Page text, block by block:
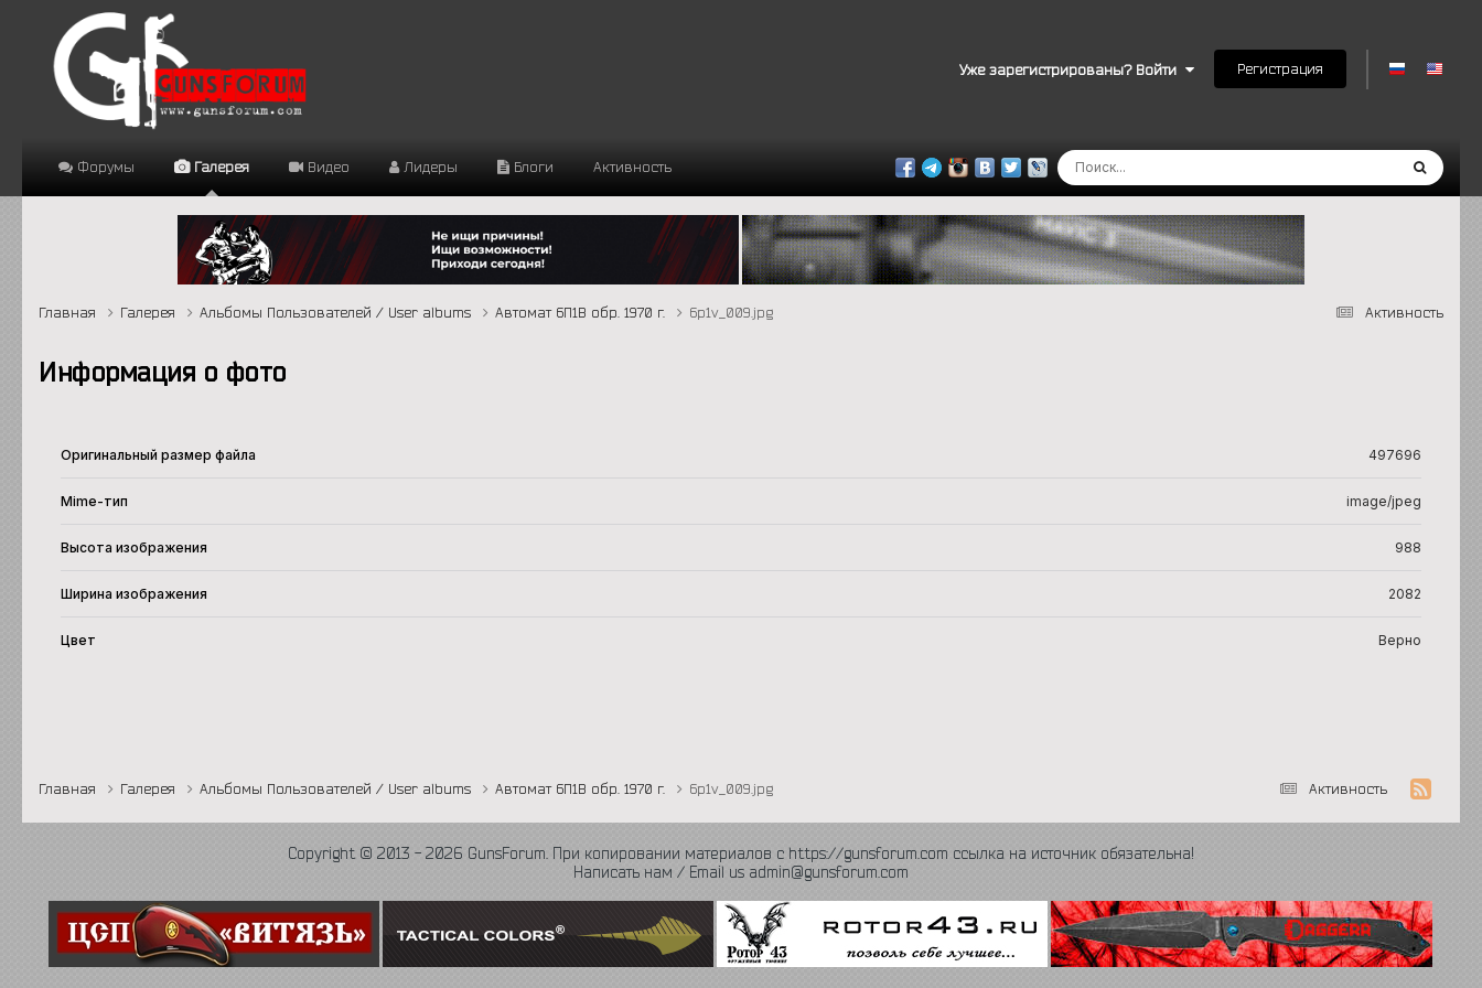
Уже зарегистрированы? Войти Регистрация
Форумы Галерея Видео Лидеры Блоги Активность
Активность
Главная Галерея Альбомы Пользователей / User albums Автомат 6П1В обр. 1970 г. 6p1v_009.jpg
Информация о фото
Оригинальный размер файла 497696
Mime-тип image/jpeg
Высота изображения 988
Ширина изображения 2082
Цвет Верно
Активность
Главная Галерея Альбомы Пользователей / User albums Автомат 6П1В обр. 1970 г. 6p1v_009.jpg
Copyright © 2013 - 2026 GunsForum. При копировании материалов с https://gunsforum.com ссылка на источник обязательна!
Написать нам / Email us admin@gunsforum.com